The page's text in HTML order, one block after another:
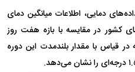
دمایی، اطلاعات میانگین دمای
کشور در مقایسه با بازه هفت روز
که در قیاس با مقدار بلندمدت این دوره